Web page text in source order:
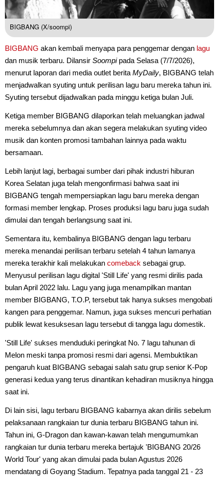
BIGBANG (X/soompi)
BIGBANG akan kembali menyapa para penggemar dengan lagu
dan musik terbaru. Dilansir Soompipada Selasa (7/7/2026),
menurut laporan dari media outlet berita MyDaily, BIGBANG telah
menjadwalkan syuting untuk perilisan lagu baru mereka tahun ini.
Syuting tersebut dijadwalkan pada minggu ketiga bulan Juli.
Ketiga member BIGBANG dilaporkan telah meluangkan jadwal
mereka sebelumnya dan akan segera melakukan syuting video
musik dan konten promosi tambahan lainnya pada waktu
bersamaan.
Lebih lanjut lagi, berbagai sumber dari pihak industri hiburan
Korea Selatan juga telah mengonfirmasi bahwa saat ini
BIGBANG tengah mempersiapkan lagu baru mereka dengan
formasi member lengkap. Proses produksi lagu baru juga sudah
dimulai dan tengah berlangsung saat ini.
Sementara itu, kembalinya BIGBANG dengan lagu terbaru
mereka menandai perilisan terbaru setelah 4 tahun lamanya
mereka terakhir kali melakukan comeback sebagai grup.
Menyusul perilisan lagu digital 'Still Life' yang resmi dirilis pada
bulan April 2022 lalu. Lagu yang juga menampilkan mantan
member BIGBANG, T.O.P, tersebut tak hanya sukses mengobati
kangen para penggemar. Namun, juga sukses mencuri perhatian
publik lewat kesuksesan lagu tersebut di tangga lagu domestik.
'Still Life' sukses menduduki peringkat No. 7 lagu tahunan di
Melon meski tanpa promosi resmi dari agensi. Membuktikan
pengaruh kuat BIGBANG sebagai salah satu grup senior K-Pop
generasi kedua yang terus dinantikan kehadiran musiknya hingga
saat ini.
Di lain sisi, lagu terbaru BIGBANG kabarnya akan dirilis sebelum
pelaksanaan rangkaian tur dunia terbaru BIGBANG tahun ini.
Tahun ini, G-Dragon dan kawan-kawan telah mengumumkan
rangkaian tur dunia terbaru mereka bertajuk 'BIGBANG 20/26
World Tour' yang akan dimulai pada bulan Agustus 2026
mendatang di Goyang Stadium. Tepatnya pada tanggal 21 - 23